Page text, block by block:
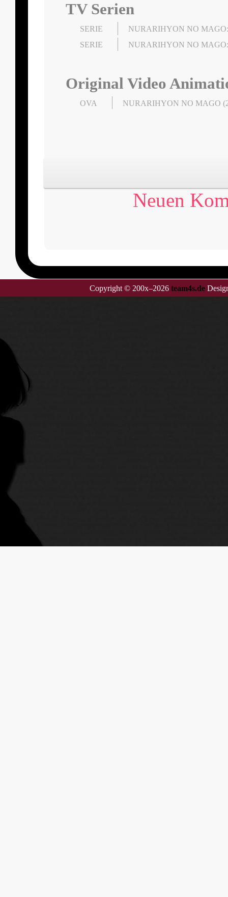
TV Serien
SERIE
NURARIHYON NO
SERIE
NURARIHYON NO
Original Video
OVA NURARIHYON NO MAGO
Neuen
Copyright © 200x–2026 team4s.de